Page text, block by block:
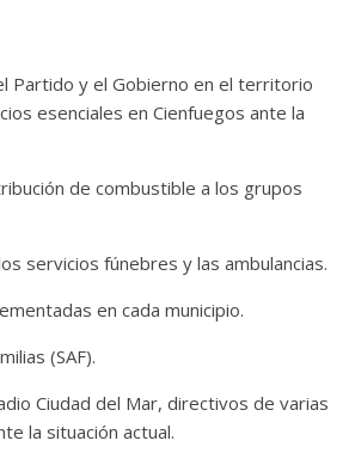
Partido y el Gobierno en el territorio
esenciales en Cienfuegos ante la
de combustible a los grupos
servicios fúnebres y las ambulancias.
en cada municipio.
(SAF).
Ciudad del Mar, directivos de varias
la situación actual.